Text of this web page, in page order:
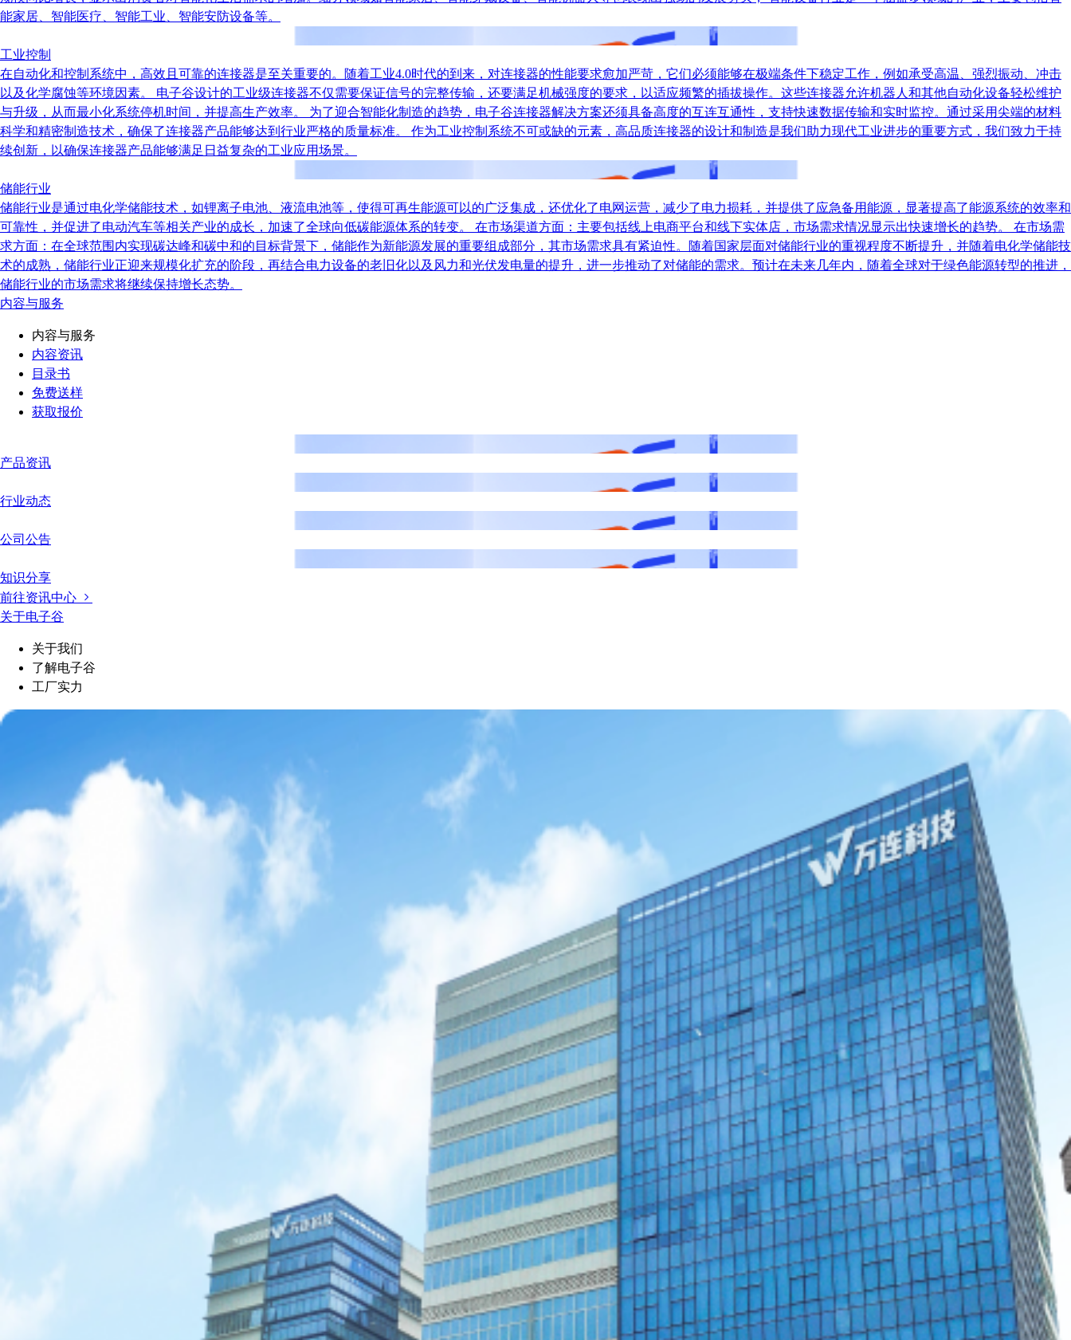
能家居、智能医疗、智能工业、智能安防设备等。
工业控制
在自动化和控制系统中，高效且可靠的连接器是至关重要的。随着工业4.0时代的到来，对连接器的性能要求愈加严苛，它们必须能够在极端条件下稳定工作，例如承受高温、强烈振动、冲击
以及化学腐蚀等环境因素。 电子谷设计的工业级连接器不仅需要保证信号的完整传输，还要满足机械强度的要求，以适应频繁的插拔操作。这些连接器允许机器人和其他自动化设备轻松维护
与升级，从而最小化系统停机时间，并提高生产效率。 为了迎合智能化制造的趋势，电子谷连接器解决方案还须具备高度的互连互通性，支持快速数据传输和实时监控。通过采用尖端的材料
科学和精密制造技术，确保了连接器产品能够达到行业严格的质量标准。 作为工业控制系统不可或缺的元素，高品质连接器的设计和制造是我们助力现代工业进步的重要方式，我们致力于持
续创新，以确保连接器产品能够满足日益复杂的工业应用场景。
储能行业
储能行业是通过电化学储能技术，如锂离子电池、液流电池等，使得可再生能源可以的广泛集成，还优化了电网运营，减少了电力损耗，并提供了应急备用能源，显著提高了能源系统的效率和
可靠性，并促进了电动汽车等相关产业的成长，加速了全球向低碳能源体系的转变。 在市场渠道方面：主要包括线上电商平台和线下实体店，市场需求情况显示出快速增长的趋势。 在市场需
求方面：在全球范围内实现碳达峰和碳中和的目标背景下，储能作为新能源发展的重要组成部分，其市场需求具有紧迫性。随着国家层面对储能行业的重视程度不断提升，并随着电化学储能技
术的成熟，储能行业正迎来规模化扩充的阶段，再结合电力设备的老旧化以及风力和光伏发电量的提升，进一步推动了对储能的需求。预计在未来几年内，随着全球对于绿色能源转型的推进，
储能行业的市场需求将继续保持增长态势。
内容与服务
内容与服务
内容资讯
目录书
免费送样
获取报价
产品资讯
行业动态
公司公告
知识分享
前往资讯中心
关于电子谷
关于我们
了解电子谷
工厂实力